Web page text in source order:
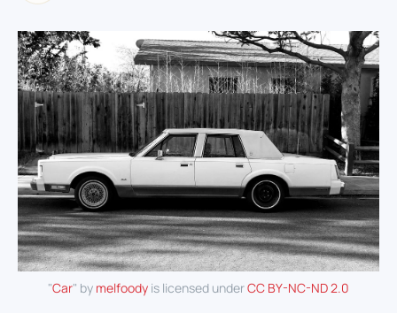
"Car" by melfoody is licensed underCC BY-NC-ND 2.0